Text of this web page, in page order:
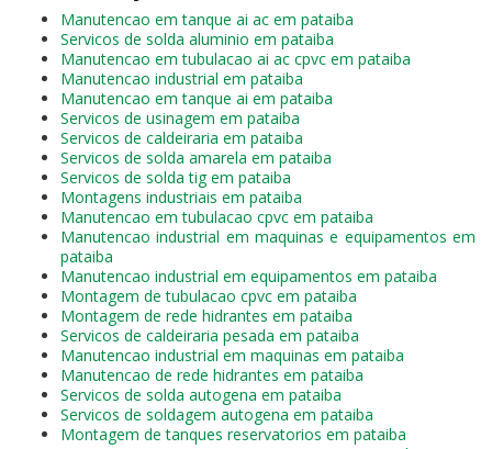
Manutencao em tanque ai ac em pataiba
Servicos de solda aluminio em pataiba
Manutencao em tubulacao ai ac cpvc em pataiba
Manutencao industrial em pataiba
Manutencao em tanque ai em pataiba
Servicos de usinagem em pataiba
Servicos de caldeiraria em pataiba
Servicos de solda amarela em pataiba
Servicos de solda tig em pataiba
Montagens industriais em pataiba
Manutencao em tubulacao cpvc em pataiba
Manutencao industrial em maquinas e equipamentos em
pataiba
Manutencao industrial em equipamentos em pataiba
Montagem de tubulacao cpvc em pataiba
Montagem de rede hidrantes em pataiba
Servicos de caldeiraria pesada em pataiba
Manutencao industrial em maquinas em pataiba
Manutencao de rede hidrantes em pataiba
Servicos de solda autogena em pataiba
Servicos de soldagem autogena em pataiba
Montagem de tanques reservatorios em pataiba